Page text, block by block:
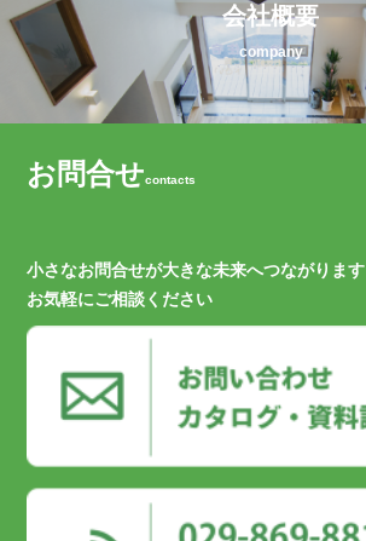
会社概要
company
お問合せcontacts
小さなお問合せが大きな未来へつながります
お気軽にご相談ください